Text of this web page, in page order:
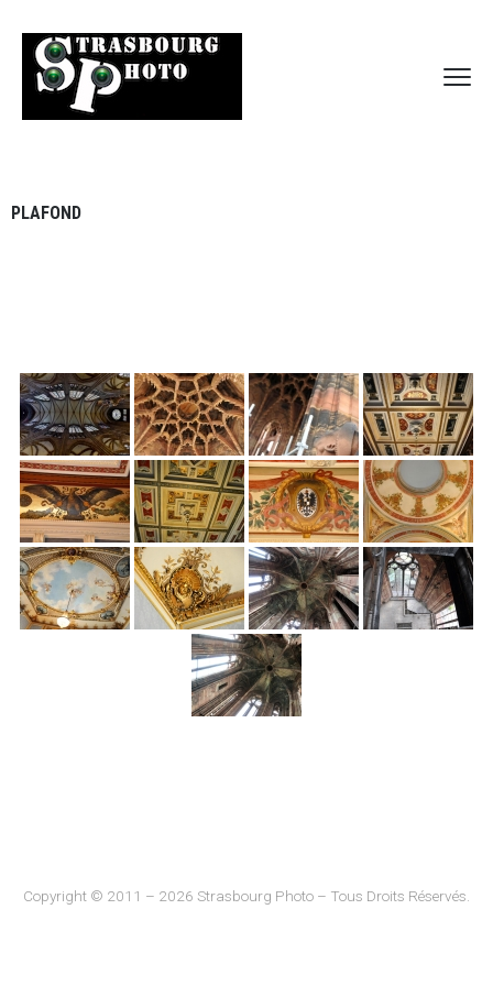
PLAFOND
Copyright © 2011 – 2026 Strasbourg Photo – Tous Droits Réservés.